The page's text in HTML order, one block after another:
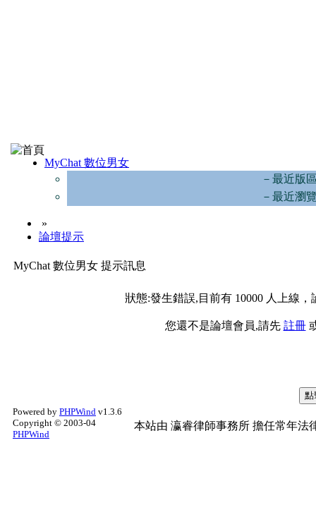
MyChat 數位男女
－最近版
－最近瀏
»
論壇提示
MyChat 數位男女 提示訊息
狀態:發生錯誤,目前有 10000 人上線
您還不是論壇會員,請先 註冊
Powered by PHPWind v1.3.6
Copyright © 2003-04
PHPWind
本站由 瀛睿律師事務所 擔任常年法